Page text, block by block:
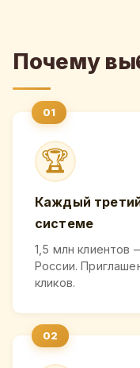
Почему
🏆
Каждый
системе
1,5 млн
России.
кликов.